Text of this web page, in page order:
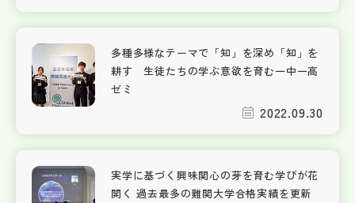
多種多様なテーマで「知」を深め「知」を
耕す 生徒たちの学ぶ意欲を育む一中一高
ゼミ
2022.09.30
実学に基づく興味関心の芽を育む学びが花
開く 過去最多の難関大学合格実績を更新